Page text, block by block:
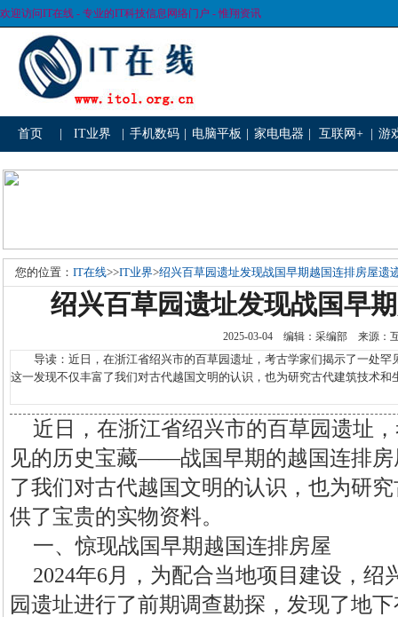
欢迎访问IT在线 - 专业的IT科技信息网络门户 - 惟翔资讯
首页 IT业界 手机数码 电脑平板 家电电器 互联网+ 游
您的位置： IT在线>>IT业界>绍兴百草园遗址发现战国早期越国连排房屋遗
绍兴百草园遗址发现战国早
2025-03-04 编辑：采编部 来源
导读：近日，在浙江省绍兴市的百草园遗址，考古学家们揭示了一处
这一发现不仅丰富了我们对古代越国文明的认识，也为研究古代建筑技术和
近日，在浙江省绍兴市的百草园遗址
见的历史宝藏——战国早期的越国连排房
了我们对古代越国文明的认识，也为研
供了宝贵的实物资料。
一、惊现战国早期越国连排房屋
2024年6月，为配合当地项目建设，绍
园遗址进行了前期调查勘探，发现了地